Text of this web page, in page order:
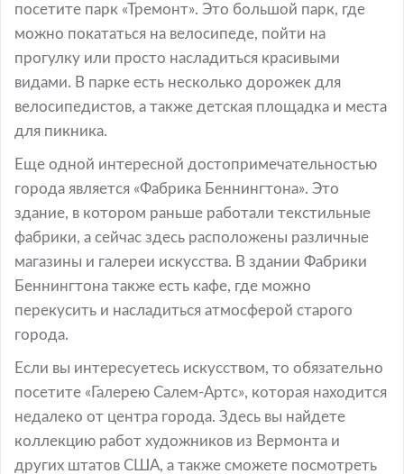
посетите парк «Тремонт». Это большой парк, где
можно покататься на велосипеде, пойти на
прогулку или просто насладиться красивыми
видами. В парке есть несколько дорожек для
велосипедистов, а также детская площадка и места
для пикника.
Еще одной интересной достопримечательностью
города является «Фабрика Беннингтона». Это
здание, в котором раньше работали текстильные
фабрики, а сейчас здесь расположены различные
магазины и галереи искусства. В здании Фабрики
Беннингтона также есть кафе, где можно
перекусить и насладиться атмосферой старого
города.
Если вы интересуетесь искусством, то обязательно
посетите «Галерею Салем-Артс», которая находится
недалеко от центра города. Здесь вы найдете
коллекцию работ художников из Вермонта и
других штатов США, а также сможете посмотреть